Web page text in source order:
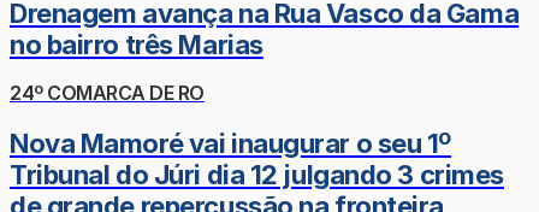
Drenagem avança na Rua Vasco da Gama
no bairro três Marias
24º COMARCA DE RO
Nova Mamoré vai inaugurar o seu 1º
Tribunal do Júri dia 12 julgando 3 crimes